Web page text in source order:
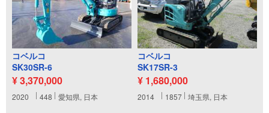
コベルコ
SK30SR-6
¥ 3,370,000
2020 448 愛知県, 日本
コベルコ
SK17SR-3
¥ 1,680,000
2014 1857 埼玉県, 日本